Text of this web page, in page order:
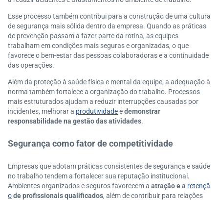
Esse processo também contribui para a construção de uma cultura
de segurança mais sólida dentro da empresa. Quando as práticas
de prevenção passam a fazer parte da rotina, as equipes
trabalham em condições mais seguras e organizadas, o que
favorece o bem-estar das pessoas colaboradoras e a continuidade
das operações.
Além da proteção à saúde física e mental da equipe, a adequação à
norma também fortalece a organização do trabalho. Processos
mais estruturados ajudam a reduzir interrupções causadas por
incidentes, melhorar a produtividadeedemonstrar
responsabilidade na gestão das atividades.
Segurança como fator de competitividade
Empresas que adotam práticas consistentes de segurança e saúde
no trabalho tendem a fortalecer sua reputação institucional.
Ambientes organizados e seguros favorecem a atração e a retençã
ode profissionais qualificados, além de contribuir para relações